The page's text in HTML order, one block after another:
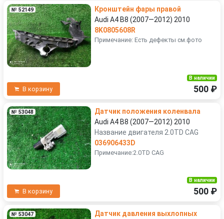
№ 52149
Кронштейн фары правой
Audi A4 B8 (2007—2012) 2010
8K0805608R
Примечание: Есть дефекты см.фото
В корзину
В наличии
500 ₽
№ 53048
Датчик положения коленвала
Audi A4 B8 (2007—2012) 2010
Название двигателя 2.0TD CAG
036906433D
Примечание:2.0TD CAG
В корзину
В наличии
500 ₽
№ 53047
Датчик давления выхлопных